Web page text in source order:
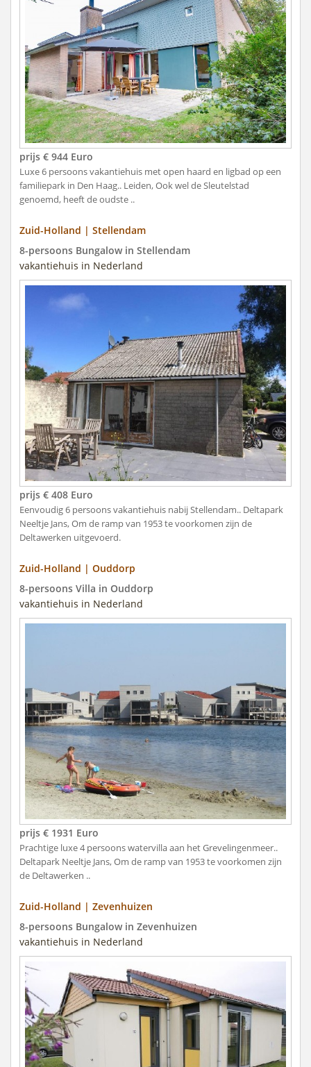
prijs € 944 Euro
Luxe 6 persoons vakantiehuis met open haard en ligbad op een
familiepark in Den Haag.. Leiden, Ook wel de Sleutelstad
genoemd, heeft de oudste ..
Zuid-Holland | Stellendam
8-persoons Bungalow in Stellendam
vakantiehuis in Nederland
prijs € 408 Euro
Eenvoudig 6 persoons vakantiehuis nabij Stellendam.. Deltapark
Neeltje Jans, Om de ramp van 1953 te voorkomen zijn de
Deltawerken uitgevoerd.
Zuid-Holland | Ouddorp
8-persoons Villa in Ouddorp
vakantiehuis in Nederland
prijs € 1931 Euro
Prachtige luxe 4 persoons watervilla aan het Grevelingenmeer..
Deltapark Neeltje Jans, Om de ramp van 1953 te voorkomen zijn
de Deltawerken ..
Zuid-Holland | Zevenhuizen
8-persoons Bungalow in Zevenhuizen
vakantiehuis in Nederland